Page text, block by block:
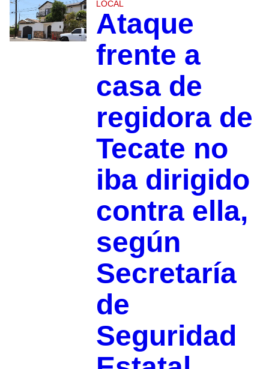
LOCAL
Ataque
frente a
casa de
regidora de
Tecate no
iba dirigido
contra ella,
según
Secretaría
de
Seguridad